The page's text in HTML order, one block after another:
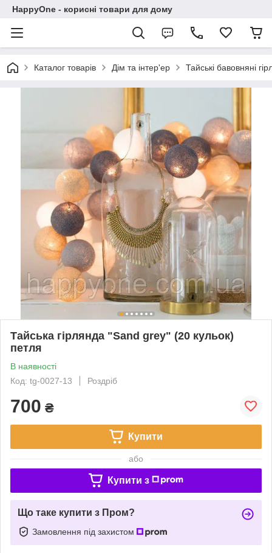
HappyOne - корисні товари для дому
Каталог товарів Дім та інтер'ер Тайські бавовняні
Тайська гірлянда "Sand grey" (20 кульок)
петля
В наявності
Код: tg-0027-13
Роздріб
700 ₴
Купити
або
Купити з
Що таке купити з Пром?
Замовлення під захистом